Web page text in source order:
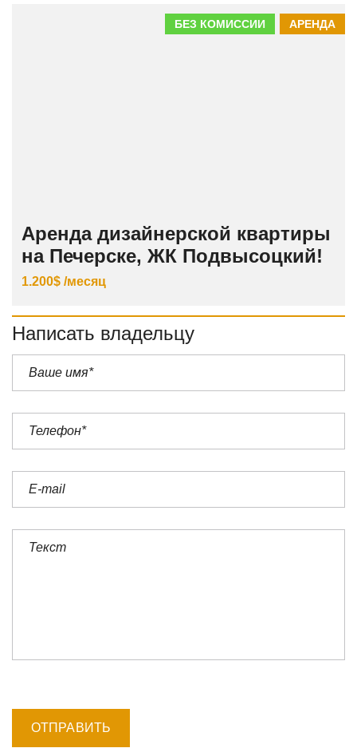
АРЕНДА
БЕЗ КОМИССИИ
Аренда дизайнерской квартиры
на Печерске, ЖК Подвысоцкий!
1.200$ /месяц
Написать владельцу